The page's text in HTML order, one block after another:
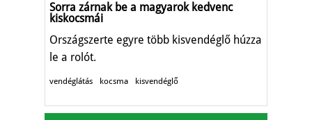
Sorra zárnak be a magyarok kedvenc
kiskocsmái
Országszerte egyre több kisvendéglő húzza
le a rolót.
vendéglátás kocsma kisvendéglő